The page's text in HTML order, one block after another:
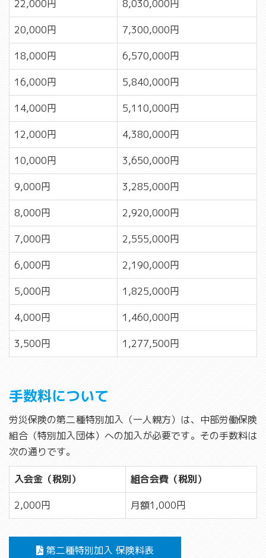
22,000円
8,030,000円
20,000円
7,300,000円
18,000円
6,570,000円
16,000円
5,840,000円
14,000円
5,110,000円
12,000円
4,380,000円
10,000円
3,650,000円
9,000円
3,285,000円
8,000円
2,920,000円
7,000円
2,555,000円
6,000円
2,190,000円
5,000円
1,825,000円
4,000円
1,460,000円
3,500円
1,277,500円
手数料について
労災保険の第二種特別加入（一人親方）は、中部労働保険
組合（特別加入団体）への加入が必要です。その手数料は
次の通りです。
入会金（税別）
組合会費（税別）
2,000円
月額1,000円
第二種特別加入 保険料表